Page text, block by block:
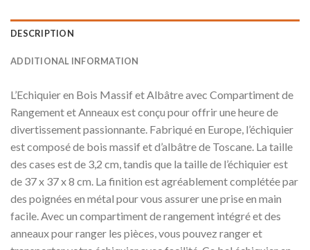
DESCRIPTION
ADDITIONAL INFORMATION
L’Echiquier en Bois Massif et Albâtre avec Compartiment de
Rangement et Anneaux est conçu pour offrir une heure de
divertissement passionnante. Fabriqué en Europe, l’échiquier
est composé de bois massif et d’albâtre de Toscane. La taille
des cases est de 3,2 cm, tandis que la taille de l’échiquier est
de 37 x 37 x 8 cm. La finition est agréablement complétée par
des poignées en métal pour vous assurer une prise en main
facile. Avec un compartiment de rangement intégré et des
anneaux pour ranger les pièces, vous pouvez ranger et